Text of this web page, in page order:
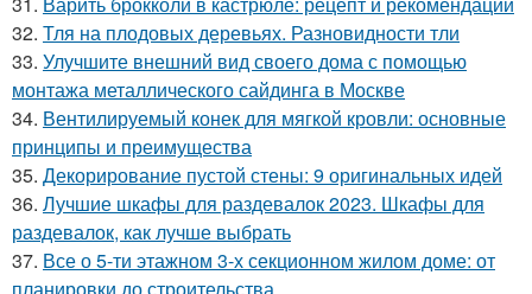
32. Тля на плодовых деревьях. Разновидности тли
33. Улучшите внешний вид своего дома с помощью
монтажа металлического сайдинга в Москве
34. Вентилируемый конек для мягкой кровли: основные
принципы и преимущества
35. Декорирование пустой стены: 9 оригинальных идей
36. Лучшие шкафы для раздевалок 2023. Шкафы для
раздевалок, как лучше выбрать
37. Все о 5-ти этажном 3-х секционном жилом доме: от